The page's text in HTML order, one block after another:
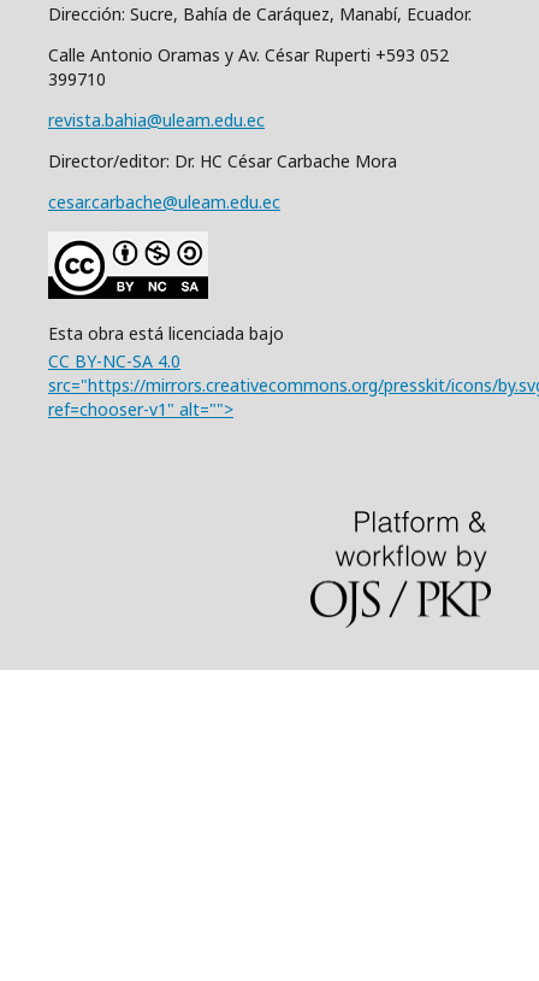
Dirección: Sucre, Bahía de Caráquez, Manabí, Ecuador.
Calle Antonio Oramas y Av. César Ruperti +593 052
399710
revista.bahia@uleam.edu.ec
Director/editor: Dr. HC César Carbache Mora
cesar.carbache@uleam.edu.ec
Esta obra está licenciada bajo
CC BY-NC-SA 4.0
src="https://mirrors.creativecommons.org/presskit/icons/
ref=chooser-v1" alt="">